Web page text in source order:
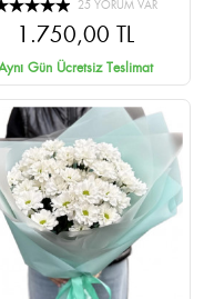
25 YORUM VAR
1.750,00 TL
Gün Ücretsiz Teslimat